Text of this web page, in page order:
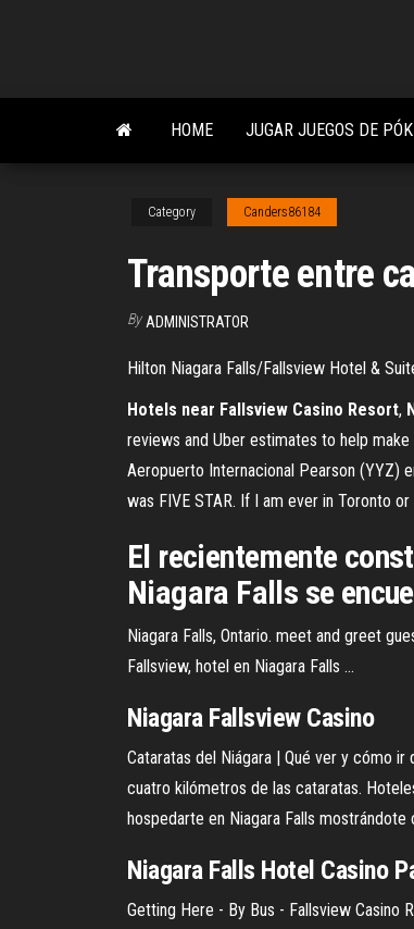
content
HOME JUGAR JUEGOS DE
Category Canders86184
Transporte entre
By ADMINISTRATOR
Hilton Niagara Falls/Fallsview Hotel &
Hotels near Fallsview Casino Resort,
reviews and Uber estimates to help
Aeropuerto Internacional Pearson (YYZ)
was FIVE STAR. If I am ever in Toronto
El recientemente
Niagara Falls se
Niagara Falls, Ontario. meet and greet
Fallsview, hotel en Niagara Falls ...
Niagara Fallsview Casino
Cataratas del Niágara | Qué ver y cómo
cuatro kilómetros de las cataratas.
hospedarte en Niagara Falls mostrándote
NiagaraFalls Hotel Casino
Getting Here - By Bus - Fallsview Casino